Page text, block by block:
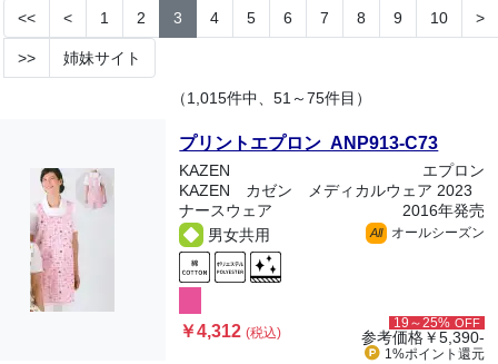
<< < 1 2 3 4 5 6 7 8 9 10 >
>> 姉妹サイト
（1,015件中、51～75件目）
プリントエプロン ANP913-C73
KAZEN
エプロン
KAZEN カゼン メディカルウェア 2023
ナースウェア
2016年発売
男女共用
All オールシーズン
￥4,312(税込)
19～25% OFF
参考価格￥5,390-
1%ポイント 還元